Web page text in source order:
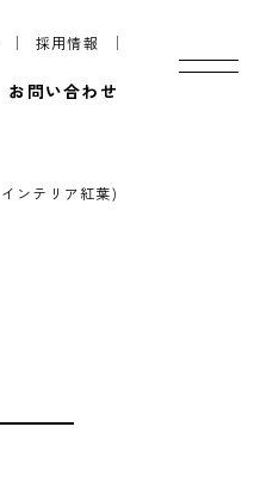
採用情報
お問い合わせ
テリア紅葉)